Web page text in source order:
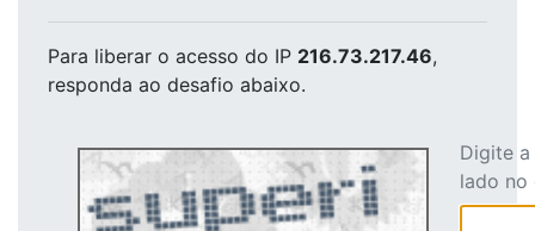
Para liberar o acesso do IP 216.73.217.46,
responda ao desafio abaixo.
Digite
lado no